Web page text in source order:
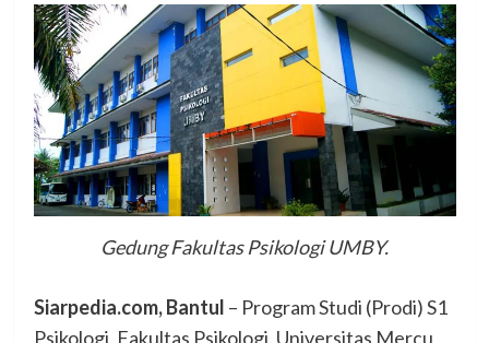
Gedung Fakultas Psikologi UMBY.
Siarpedia.com, Bantul – Program Studi (Prodi) S1
Psikologi, Fakultas Psikologi, Universitas Mercu